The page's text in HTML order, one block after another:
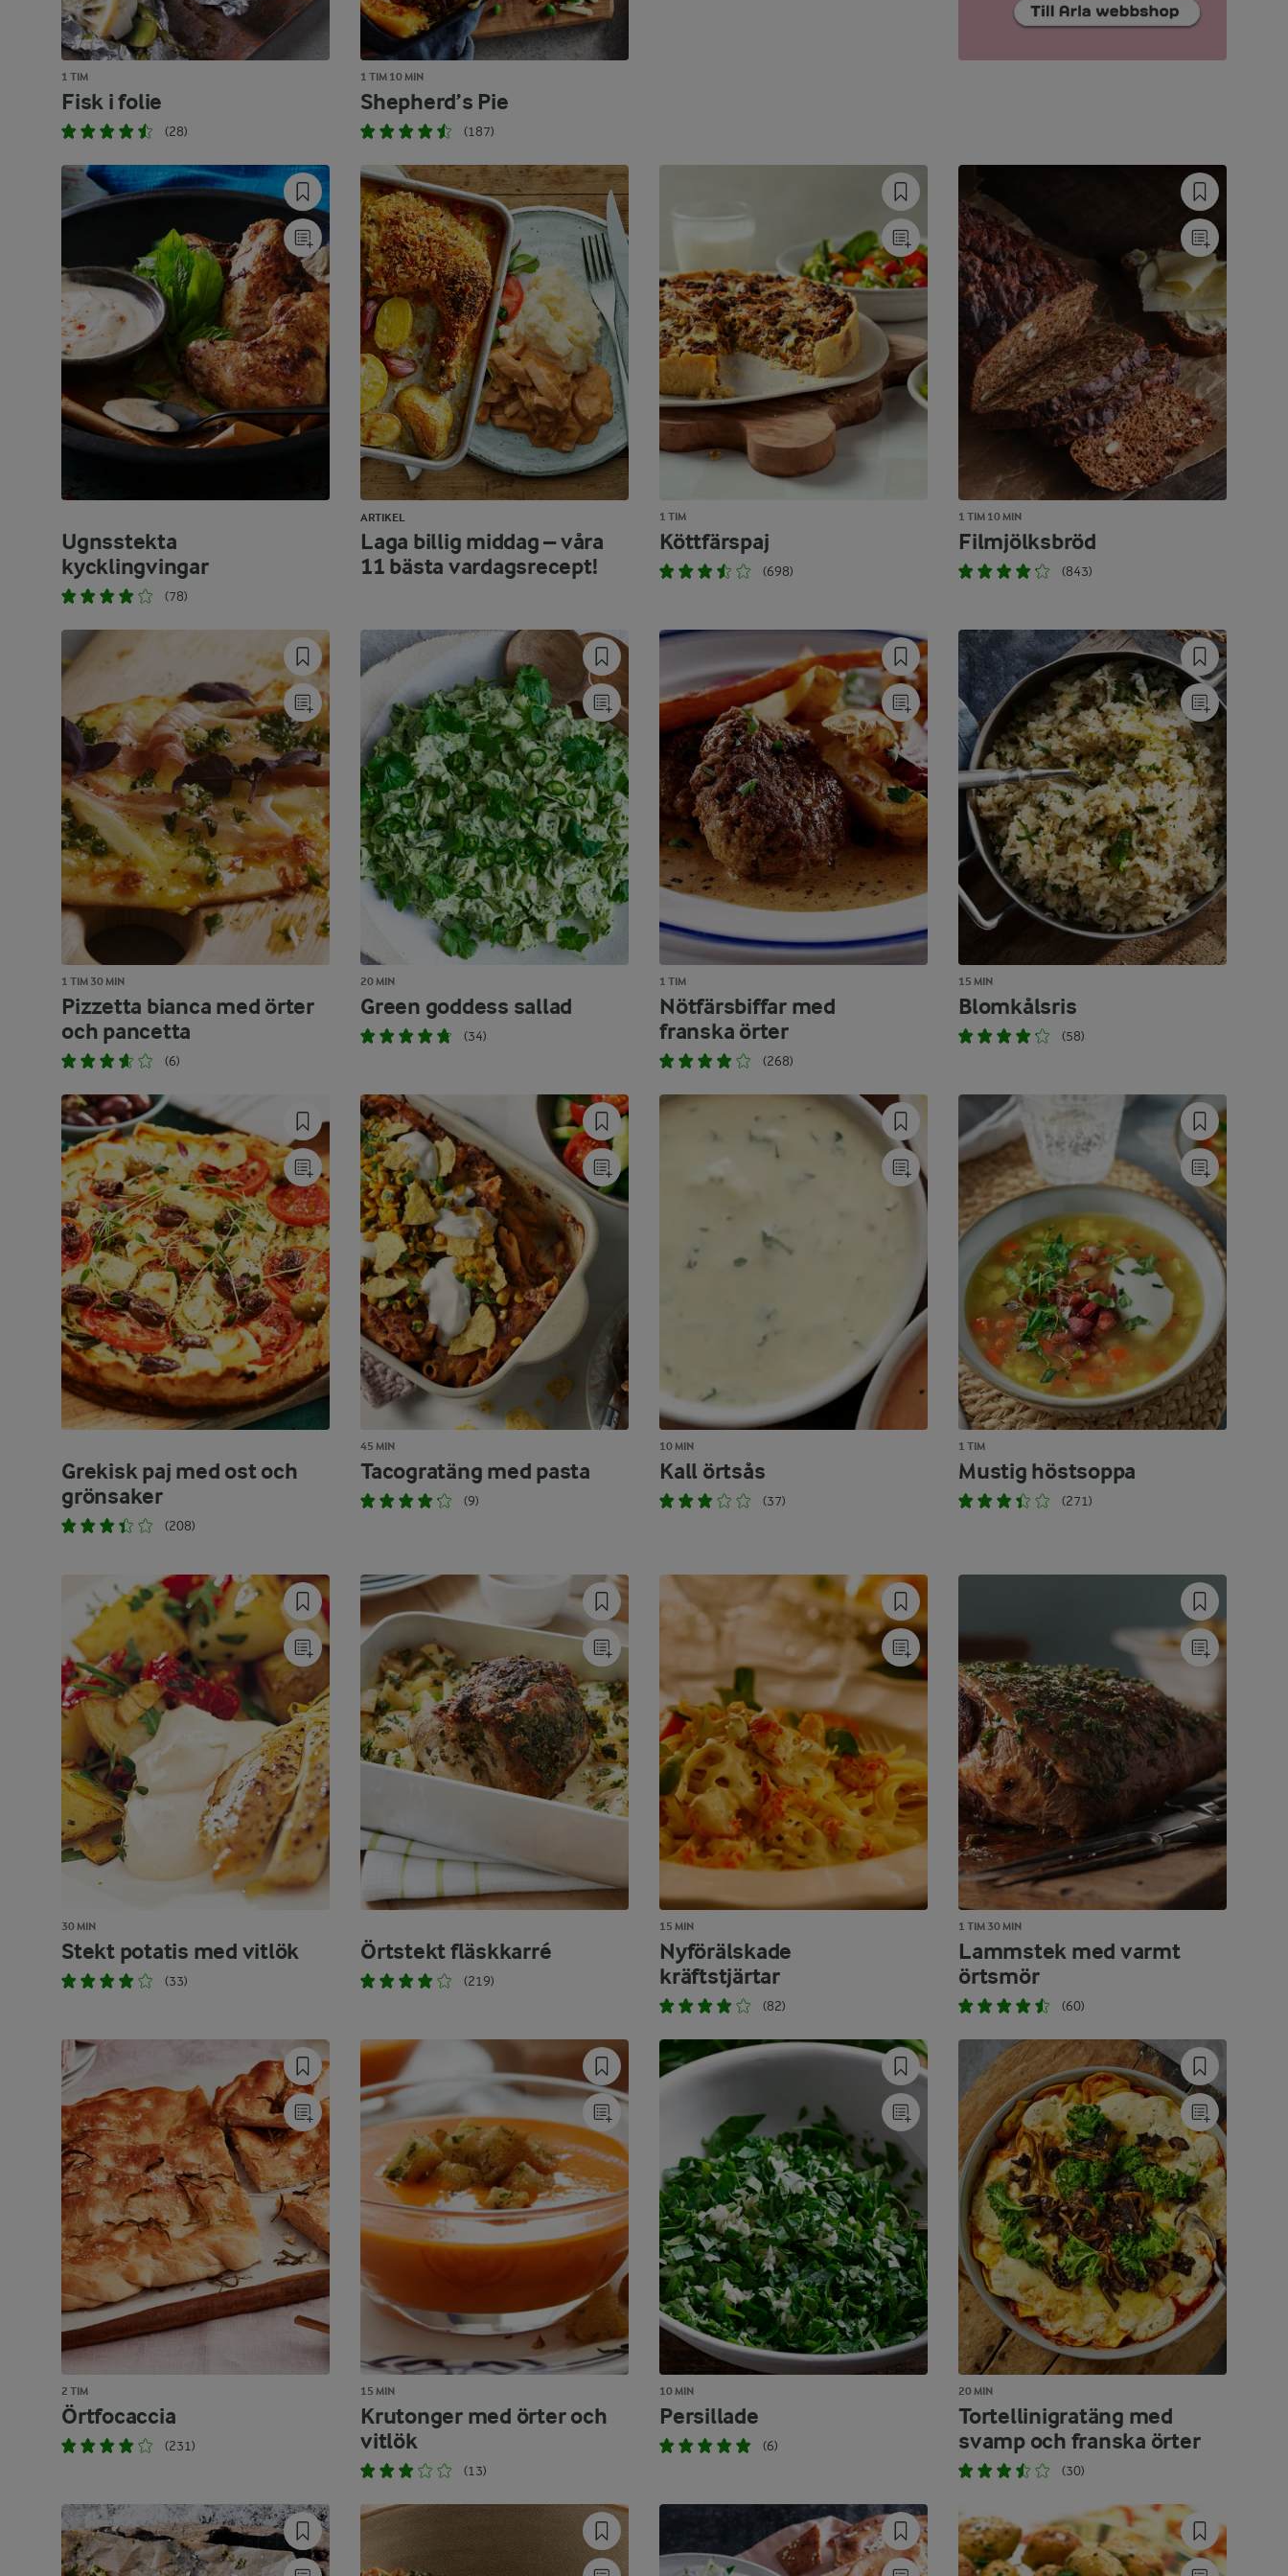
1 TIM
Fisk i folie
(28)
1 TIM 10 MIN
Shepherd’s Pie
(187)
Ugnsstekta
kycklingvingar
(78)
ARTIKEL
Laga billig middag – våra
11 bästa vardagsrecept!
1 TIM
Köttfärspaj
(698)
1 TIM 10 MIN
Filmjölksbröd
(843)
1 TIM 30 MIN
Pizzetta bianca med örter
och pancetta
(6)
20 MIN
Green goddess sallad
(34)
1 TIM
Nötfärsbiffar med
franska örter
(268)
15 MIN
Blomkålsris
(58)
Grekisk paj med ost och
grönsaker
(208)
45 MIN
Tacogratäng med pasta
(9)
10 MIN
Kall örtsås
(37)
1 TIM
Mustig höstsoppa
(271)
30 MIN
Stekt potatis med vitlök
(33)
Örtstekt fläskkarré
(219)
15 MIN
Nyförälskade
kräftstjärtar
(82)
1 TIM 30 MIN
Lammstek med varmt
örtsmör
(60)
2 TIM
Örtfocaccia
(231)
15 MIN
Krutonger med örter och
vitlök
(13)
10 MIN
Persillade
(6)
20 MIN
Tortellinigratäng med
svamp och franska örter
(30)